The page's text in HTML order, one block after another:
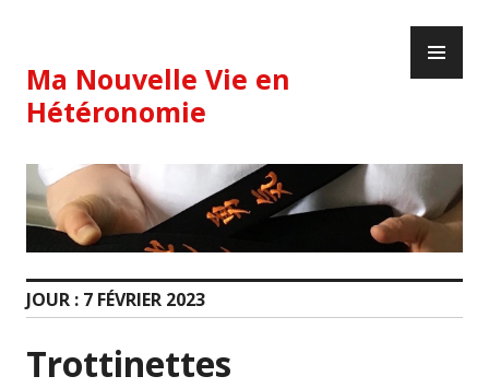
content
Ma Nouvelle Vie en
Hétéronomie
JOUR : 7 FÉVRIER 2023
Trottinettes